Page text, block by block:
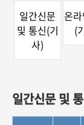
일간신문
및 통신(기
사)
온
(
일간신문 및